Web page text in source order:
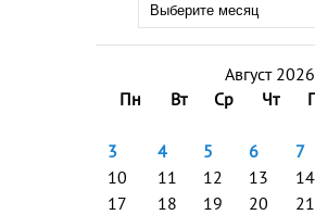
Август 2026
Пн
Вт Ср Чт
3
4 5 6 7
10
11 12 13 14
17
18 19 20 21